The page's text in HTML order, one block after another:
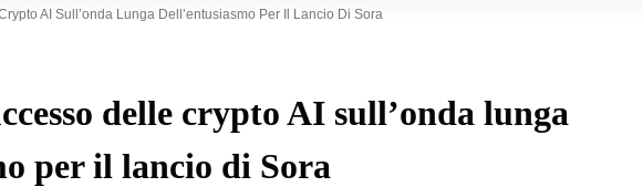
AI Sull’onda Lunga Dell’entusiasmo Per Il Lancio Di Sora
delle crypto AI sull’onda lunga
per il lancio di Sora